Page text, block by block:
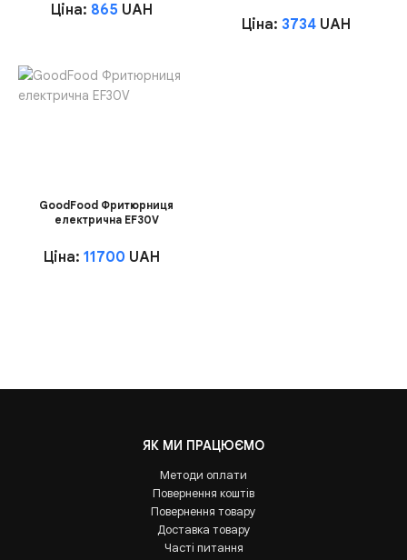
Ціна: 865 UAH
Ціна: 3734 UAH
GoodFood Фритюрниця
електрична EF30V
Ціна: 11700 UAH
ЯК МИ ПРАЦЮЄМО
Методи оплати
Повернення коштів
Повернення товару
Доставка товару
Часті питання